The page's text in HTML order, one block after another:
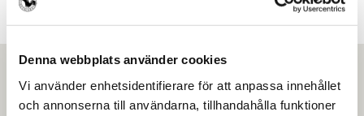
Denna webbplats använder cookies
Vi använder enhetsidentifierare för att anpassa innehållet
och annonserna till användarna, tillhandahålla funktioner